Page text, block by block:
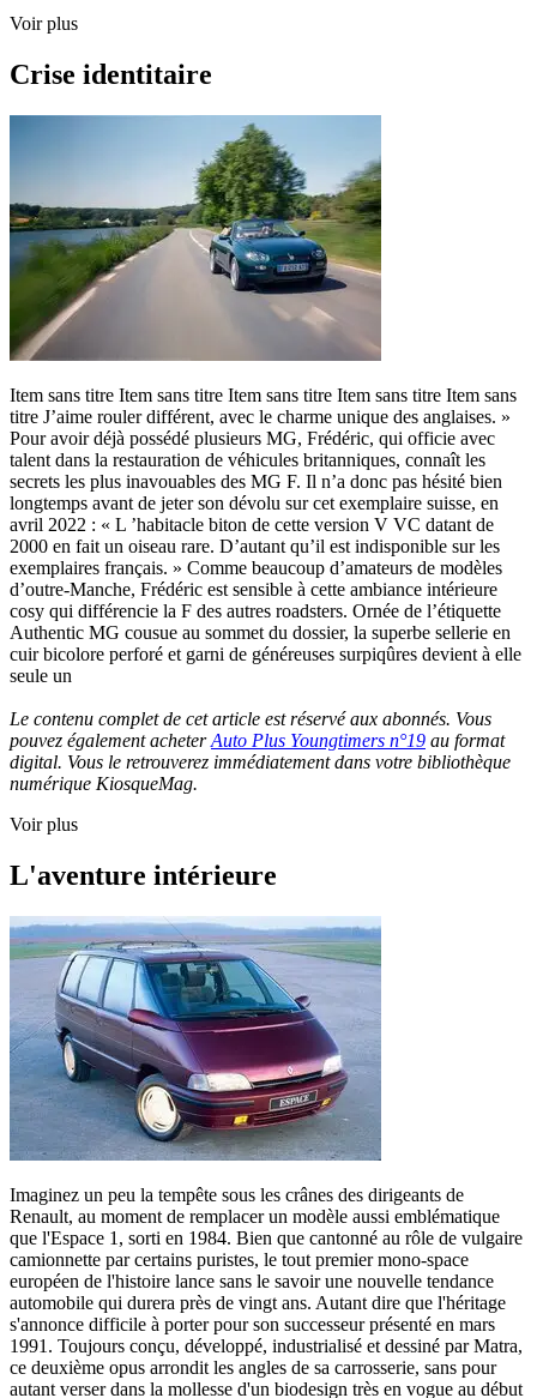
Voir plus
Crise identitaire
Item sans titre Item sans titre Item sans titre Item sans titre Item sans
titre J’aime rouler différent, avec le charme unique des anglaises. »
Pour avoir déjà possédé plusieurs MG, Frédéric, qui officie avec
talent dans la restauration de véhicules britanniques, connaît les
secrets les plus inavouables des MG F. Il n’a donc pas hésité bien
longtemps avant de jeter son dévolu sur cet exemplaire suisse, en
avril 2022 : « L ’habitacle biton de cette version V VC datant de
2000 en fait un oiseau rare. D’autant qu’il est indisponible sur les
exemplaires français. » Comme beaucoup d’amateurs de modèles
d’outre-Manche, Frédéric est sensible à cette ambiance intérieure
cosy qui différencie la F des autres roadsters. Ornée de l’étiquette
Authentic MG cousue au sommet du dossier, la superbe sellerie en
cuir bicolore perforé et garni de généreuses surpiqûres devient à elle
seule un
Le contenu complet de cet article est réservé aux abonnés. Vous
pouvez également acheterAuto Plus Youngtimers n°19 au format
digital. Vous le retrouverez immédiatement dans votre bibliothèque
numérique KiosqueMag.
Voir plus
L'aventure intérieure
Imaginez un peu la tempête sous les crânes des dirigeants de
Renault, au moment de remplacer un modèle aussi emblématique
que l'Espace 1, sorti en 1984. Bien que cantonné au rôle de vulgaire
camionnette par certains puristes, le tout premier mono-space
européen de l'histoire lance sans le savoir une nouvelle tendance
automobile qui durera près de vingt ans. Autant dire que l'héritage
s'annonce difficile à porter pour son successeur présenté en mars
1991. Toujours conçu, développé, industrialisé et dessiné par Matra,
ce deuxième opus arrondit les angles de sa carrosserie, sans pour
autant verser dans la mollesse d'un biodesign très en vogue au début